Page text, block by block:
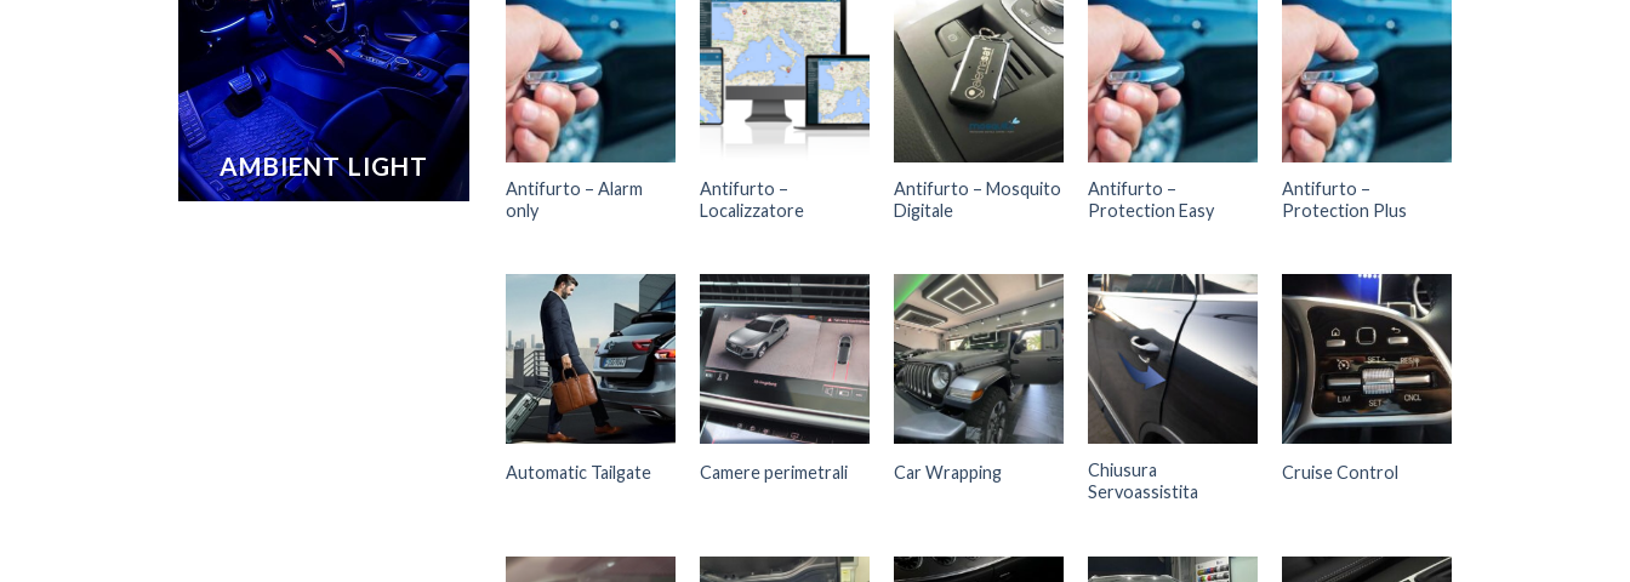
AMBIENT LIGHT
Antifurto – Alarm
only
Antifurto –
Localizzatore
Antifurto – Mosquito
Digitale
Antifurto –
Protection Easy
Antifurto –
Protection Plus
Automatic Tailgate Camere perimetrali Car Wrapping
Chiusura
Servoassistita
Cruise Control